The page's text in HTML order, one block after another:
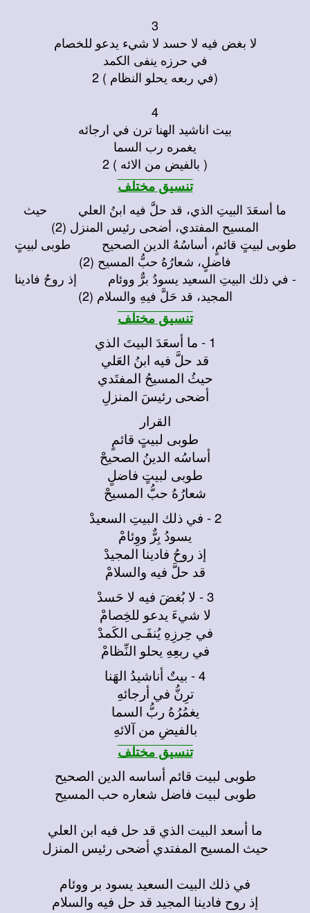
3
لا بغض فيه لا حسد لا شيء يدعو للخصام
في حرزه ينفى الكمد
(في ربعه يحلو النظام ) 2
4
بيت اناشيد الهنا ترن في ارجائه
يغمره رب السما
( بالفيض من الائه ) 2
تنسيق مختلف
ما أسعَدَ البيتِ الذي، قد حلَّ فيه ابنُ العلي حيث
المسيح المفتدي، أضحى رئيس المنزل (2)
طوبى لبيتٍ قائمٍ، أساسُهُ الدين الصحيح طوبى لبيتٍ
فاضلٍ، شعارُهُ حبُّ المسيح (2)
- في ذلك البيتِ السعيد يسودُ برٌّ ووئام إذ روحُ فادينا
المجيد، قد حَلَّ فيهِ والسلام (2)
تنسيق مختلف
1 - ما أسعَدَ البيتَ الذي
قد حلَّ فيه ابنُ العَلي
حيثُ المسيحُ المفتَدي
أضحى رئيسَ المنزلِ
القرار
طوبى لبيتٍ قائمٍ
أساسُه الدينُ الصحيحْ
طوبى لبيتٍ فاضلٍ
شعارُهُ حبُّ المسيحْ
2 - في ذلك البيتِ السعيدْ
يسودُ بِرٌّ ووِئامْ
إذ روحُ فادينا المجيدْ
قد حلَّ فيه والسلامْ
3 - لا بُغضَ فيه لا حَسدْ
لا شيءَ يدعو للخِصامْ
في حِرزِهِ يُنفَـى الكَمدْ
في ربعِهِ يحلو النِّظامْ
4 - بيتٌ أناشيدُ الهَنا
ترِنُّ في أرجائهِ
يغمُرُهُ ربُّ السما
بالفيضِ من آلائهِ
تنسيق مختلف
طوبى لبيت قائم أساسه الدين الصحيح
طوبى لبيت فاضل شعاره حب المسيح
ما أسعد البيت الذي قد حل فيه ابن العلي
حيث المسيح المفتدي أضحى رئيس المنزل
في ذلك البيت السعيد يسود بر ووئام
إذ روح فادينا المجيد قد حل فيه والسلام